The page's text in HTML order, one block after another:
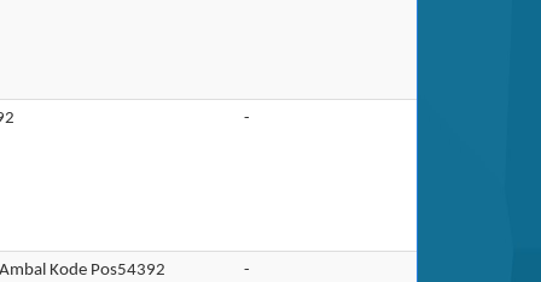
-
Kode Pos54392 -